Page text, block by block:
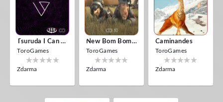
Tsuruda I Can Get Really Crazy
ToroGames
Zdarma
New Bom Bom Vr SBS 2020
ToroGames
Zdarma
Caminandes
ToroGames
Zdarma